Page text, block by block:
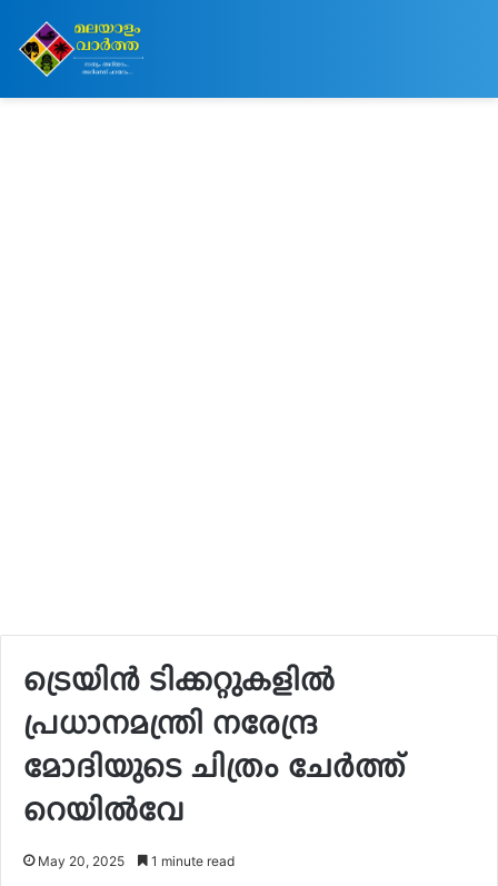
ട്രെയിൻ ടിക്കറ്റുകളിൽ
പ്രധാനമന്ത്രി നരേന്ദ്ര
മോദിയുടെ ചിത്രം ചേർത്ത്
റെയിൽവേ
May 20, 2025 1 minute read